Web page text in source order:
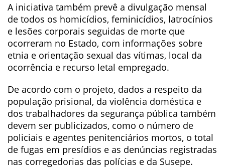
A iniciativa também prevê a divulgação mensal
de todos os homicídios, feminicídios, latrocínios
e lesões corporais seguidas de morte que
ocorreram no Estado, com informações sobre
etnia e orientação sexual das vítimas, local da
ocorrência e recurso letal empregado.
De acordo com o projeto, dados a respeito da
população prisional, da violência doméstica e
dos trabalhadores da segurança pública também
devem ser publicizados, como o número de
policiais e agentes penitenciários mortos, o total
de fugas em presídios e as denúncias registradas
nas corregedorias das polícias e da Susepe.